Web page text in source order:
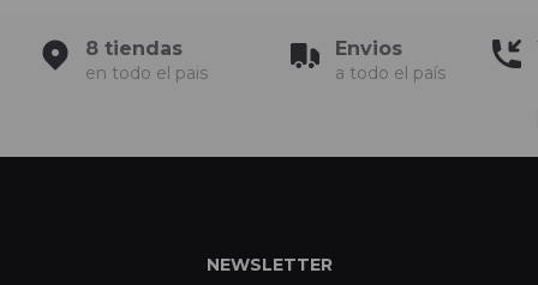
8 tiendas
en todo el pais
Envios
a todo el país
NEWSLETTER